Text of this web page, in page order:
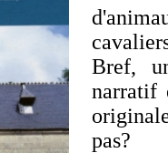
Bref,
narratif
pas?